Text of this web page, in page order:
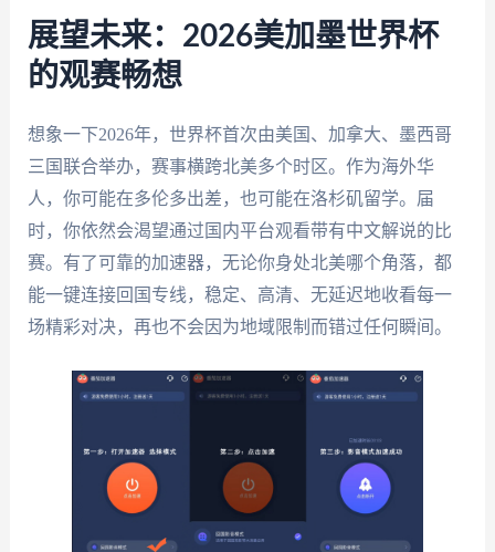
展望未来：2026美加墨世界杯
的观赛畅想
想象一下2026年，世界杯首次由美国、加拿大、墨西哥
三国联合举办，赛事横跨北美多个时区。作为海外华
人，你可能在多伦多出差，也可能在洛杉矶留学。届
时，你依然会渴望通过国内平台观看带有中文解说的比
赛。有了可靠的加速器，无论你身处北美哪个角落，都
能一键连接回国专线，稳定、高清、无延迟地收看每一
场精彩对决，再也不会因为地域限制而错过任何瞬间。